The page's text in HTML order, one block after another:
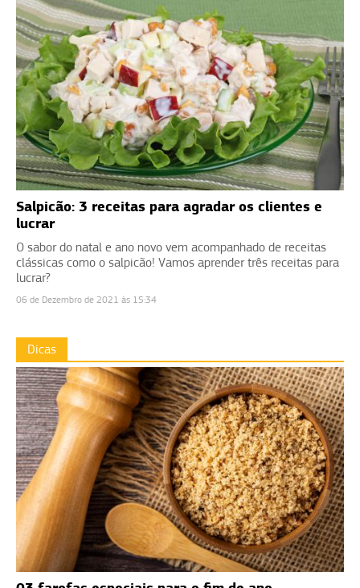
Salpicão: 3 receitas para agradar os clientes e
lucrar
O sabor do natal e ano novo vem acompanhado de receitas
clássicas como o salpicão! Vamos aprender três receitas para
lucrar?
06 de Dezembro de 2021 às 15:34
Dicas